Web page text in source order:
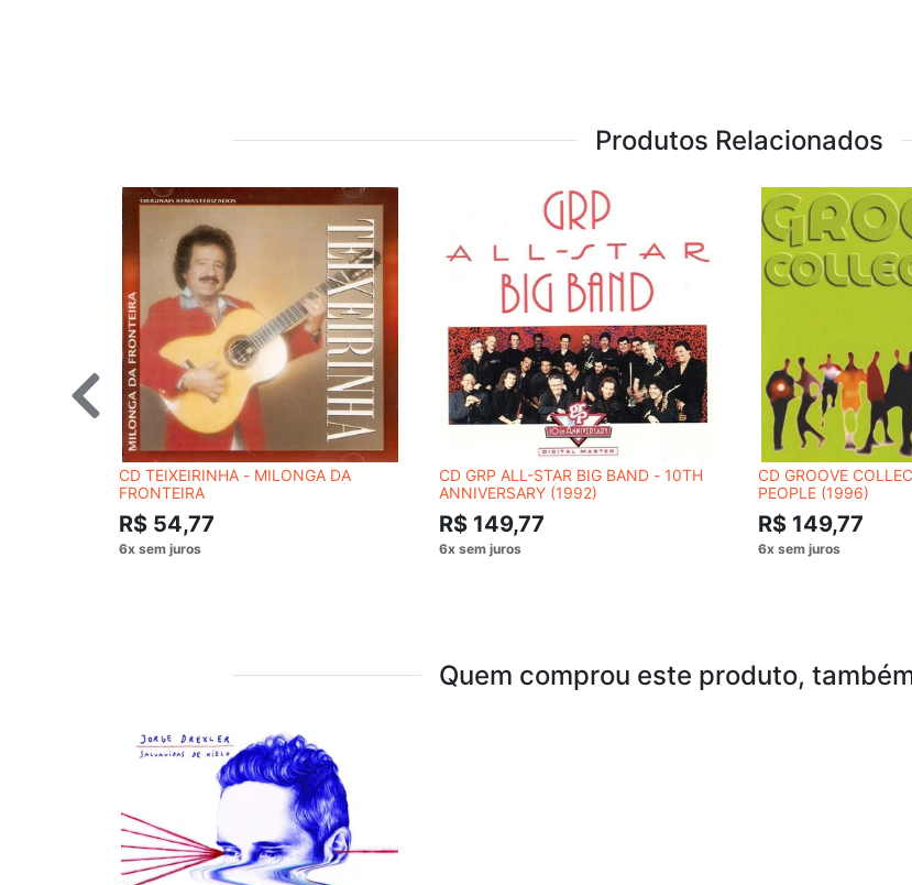
Produtos Relacionados
CD TEIXEIRINHA - MILONGA DA
FRONTEIRA
R$ 54,77
CD GRP ALL-STAR BIG BAND - 10TH
ANNIVERSARY (1992)
R$ 149,77
CD GROOVE
PEOPLE (1996)
R$ 149,77
Quem comprou este produto,